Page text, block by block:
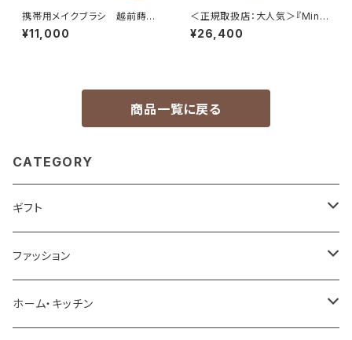
携帯用メイクブラシ 越前蒔絵
×熊野筆 はなまる カーネーシ
ョン
¥11,000
＜正規取扱店：大人気＞『Minit
to』 ブッテーロ仕様【二つ折り財
布・日本最小クラス】
¥26,400
商品一覧に戻る
CATEGORY
ギフト
ベストセラーギフト
プチギフト
ファッション
バッグ
ホーム・キッチン